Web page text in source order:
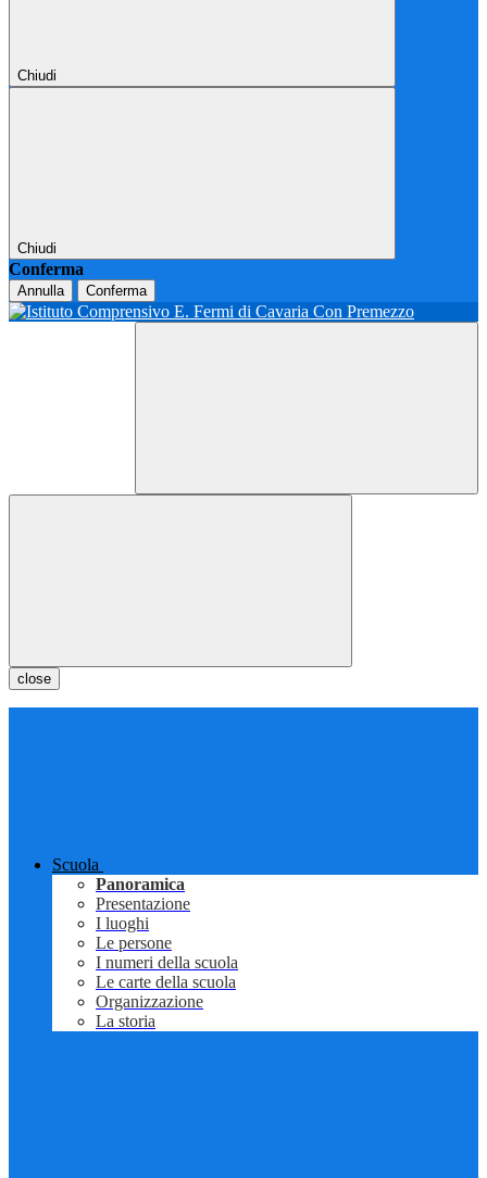
Chiudi
Chiudi
Conferma
Annulla Conferma
close
Scuola
Panoramica
Presentazione
I luoghi
Le persone
I numeri della scuola
Le carte della scuola
Organizzazione
La storia